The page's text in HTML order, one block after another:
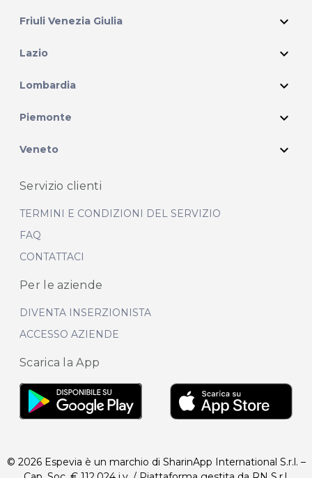
Friuli Venezia Giulia expand_more
Lazio expand_more
Lombardia expand_more
Piemonte expand_more
Veneto expand_more
Servizio clienti
TERMINI E CONDIZIONI DEL SERVIZIO
FAQ
CONTATTACI
Per le aziende
DIVENTA INSERZIONISTA
ACCESSO AZIENDE
Scarica la App
© 2026 Espevia è un marchio di SharinApp International S.r.l. –